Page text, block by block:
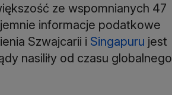
ze wspomnianych 47
informacje podatkowe
Szwajcarii i Singapuru jest
nasiliły od czasu globalnego